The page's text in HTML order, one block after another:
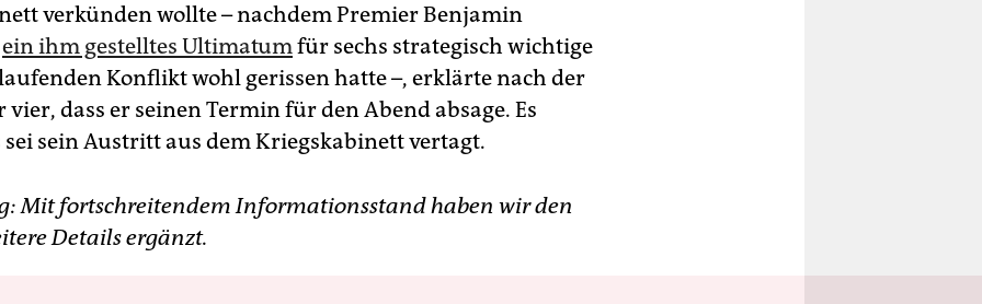
verkünden wollte – nachdem Premier Benjamin
ein ihm gestelltes Ultimatumfür sechs strategisch wichtige
Konflikt wohl gerissen hatte –, erklärte nach der
vier, dass er seinen Termin für den Abend absage. Es
sei sein Austritt aus dem Kriegskabinett vertagt.
Mit fortschreitendem Informationsstand haben wir den
Details ergänzt.